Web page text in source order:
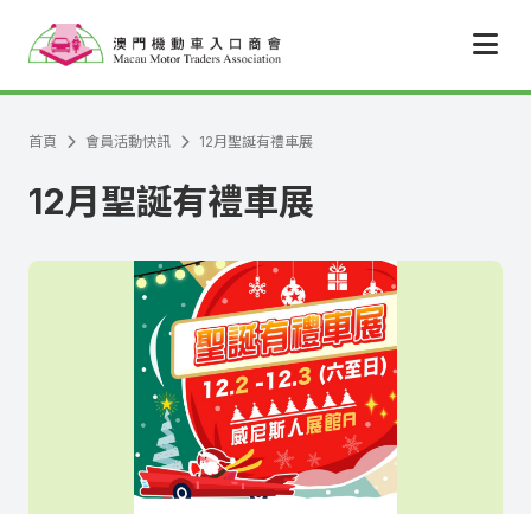
首頁 會員活動快訊 12月聖誕有禮車展
12月聖誕有禮車展